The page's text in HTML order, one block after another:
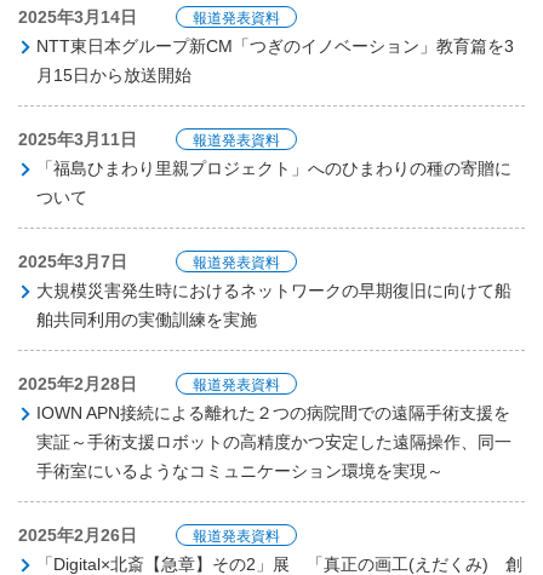
2025年3月14日 報道発表資料
NTT東日本グループ新CM「つぎのイノベーション」教育篇を3
月15日から放送開始
2025年3月11日 報道発表資料
「福島ひまわり里親プロジェクト」へのひまわりの種の寄贈に
ついて
2025年3月7日 報道発表資料
大規模災害発生時におけるネットワークの早期復旧に向けて船
舶共同利用の実働訓練を実施
2025年2月28日 報道発表資料
IOWN APN接続による離れた２つの病院間での遠隔手術支援を
実証～手術支援ロボットの高精度かつ安定した遠隔操作、同一
手術室にいるようなコミュニケーション環境を実現～
2025年2月26日 報道発表資料
「Digital×北斎【急章】その2」展 「真正の画工(えだくみ) 創